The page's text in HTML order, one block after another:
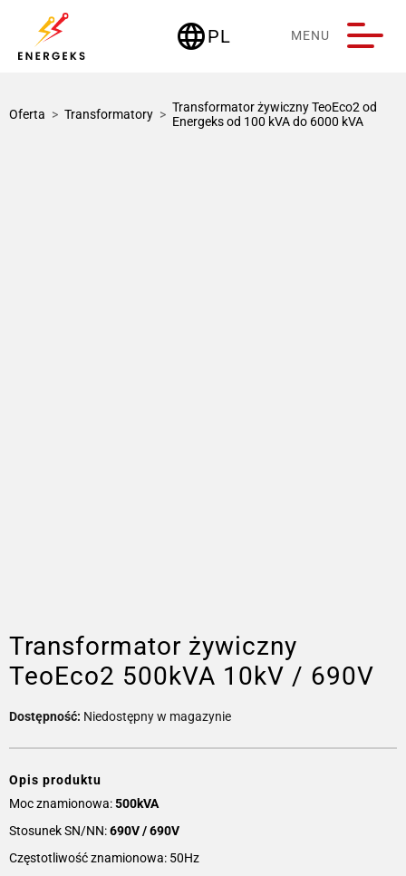
languagePL
Deutschland MENU
Oferta > Transformatory > Transformator żywiczny TeoEco2 od
Energeks od 100 kVA do 6000 kVA
Transformator żywiczny
TeoEco2 500kVA 10kV / 690V
Dostępność: Niedostępny w magazynie
Opis produktu
Moc znamionowa:500kVA
Stosunek SN/NN:690V / 690V
Częstotliwość znamionowa: 50Hz